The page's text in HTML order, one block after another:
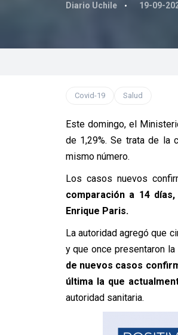
Diario Uchile 19-09-
Covid-19 Salud
Este domingo, el
de 1,29%. Se trata de la
mismo número.
Los casos nuevos
comparación a 14
Enrique Paris.
La autoridad agregó que
y que once presentaron
de nuevos casos
última la que
autoridad sanitaria.